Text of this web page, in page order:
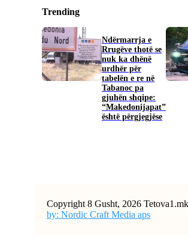
Trending
Ndërmarrja e
Rrugëve thotë se
nuk ka dhënë
urdhër për
tabelën e re në
Tabanoc pa
gjuhën shqipe:
“Makedonijapat”
është përgjegjëse
Copyright 8 Gusht, 2026 Tetova1.mk
by: Nordic Craft Media aps